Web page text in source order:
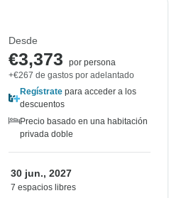
Desde
€3,373
por persona
+€267 de gastos por adelantado
Regístrate para acceder a los
descuentos
Precio basado en una habitación
privada doble
30 jun., 2027
7 espacios libres